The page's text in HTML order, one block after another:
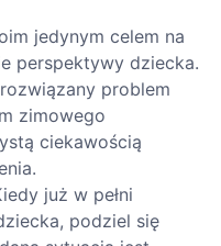
jedynym celem na
perspektywy dziecka.
problem
zimowego
ciekawością
już w pełni
podziel się